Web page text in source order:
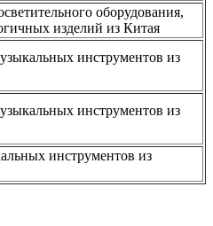
оборудования,
изделий из Китая
инструментов из
инструментов из
инструментов из